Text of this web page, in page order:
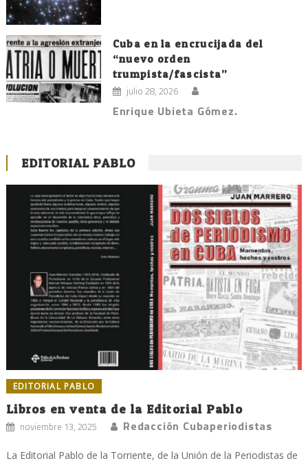
Cuba en la encrucijada del
“nuevo orden
trumpista/fascista”
julio 28, 2026
Enrique Ubieta Gómez.
EDITORIAL PABLO
EDITORIAL PABLO
Libros en venta de la Editorial Pablo
noviembre 13, 2025 Redacción Cubaperiodistas
La Editorial Pablo de la Torriente, de la Unión de la Periodistas de